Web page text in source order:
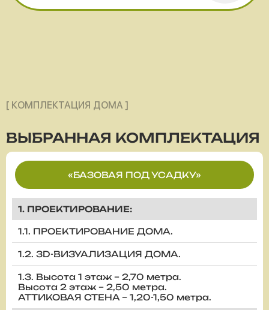
[ КОМПЛЕКТАЦИЯ ДОМА ]
ВЫБРАННАЯ КОМПЛЕКТАЦИЯ
«БАЗОВАЯ ПОД УСАДКУ»
1. ПРОЕКТИРОВАНИЕ:
1.1. ПРОЕКТИРОВАНИЕ ДОМА.
1.2. 3D-ВИЗУАЛИЗАЦИЯ ДОМА.
1.3. Высота 1 этаж – 2,70 метра.
Высота 2 этаж – 2,50 метра.
АТТИКОВАЯ СТЕНА – 1,20-1,50 метра.